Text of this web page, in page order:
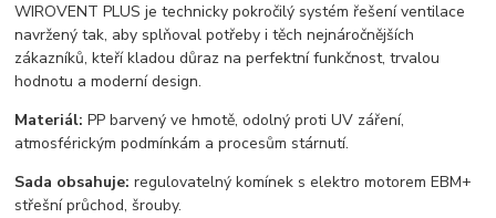
WIROVENT PLUS je technicky pokročilý systém řešení ventilace
navržený tak, aby splňoval potřeby i těch nejnáročnějších
zákazníků, kteří kladou důraz na perfektní funkčnost, trvalou
hodnotu a moderní design.
Materiál: PP barvený ve hmotě, odolný proti UV záření,
atmosférickým podmínkám a procesům stárnutí.
Sada obsahuje:regulovatelný komínek s elektro motorem EBM+
střešní průchod, šrouby.